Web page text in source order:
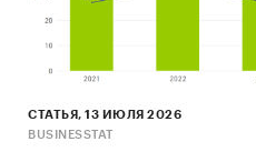
СТАТЬЯ, 13 ИЮЛЯ 2026
BUSINESSTAT